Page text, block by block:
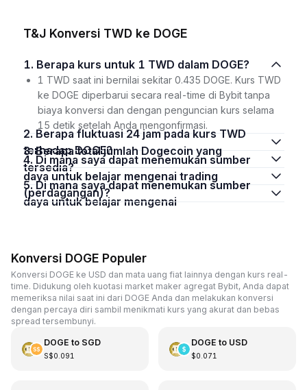
T&J Konversi TWD ke DOGE
1. Berapa kurs untuk 1 TWD dalam DOGE?
1 TWD saat ini bernilai sekitar 0.435 DOGE. Kurs TWD
ke DOGE diperbarui secara real-time di Bybit tanpa
biaya konversi dan dengan penguncian kurs selama
15 detik setelah Anda mengonfirmasi.
2. Berapa fluktuasi 24 jam pada kurs TWD
terhadap DOGE?
3. Berapa total jumlah Dogecoin yang
tersedia?
4. Di mana saya dapat menemukan sumber
daya untuk belajar mengenai trading
(perdagangan)?
5. Di mana saya dapat menemukan sumber
daya untuk belajar mengenai
Konversi DOGE Populer
Konversi DOGE ke USD dan mata uang fiat lainnya dengan kurs real-
time. Didukung oleh kuotasi market maker agregat Bybit, Anda dapat
memeriksa nilai saat ini dari DOGE Anda dan melakukan konversi
dengan percaya diri sambil menikmati kurs yang akurat dan bebas
spread tersembunyi.
DOGE to SGD
S$0.091
DOGE to USD
$0.071